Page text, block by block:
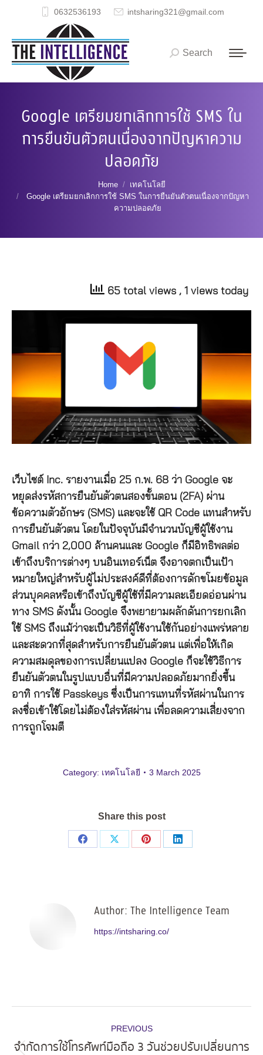
0632536193 intsharing321@gmail.com
Search:
Search
Google เตรียมยกเลิกการใช้ SMS ใน
การยืนยันตัวตนเนื่องจากปัญหาความ
ปลอดภัย
Home
เทคโนโลยี
Google เตรียมยกเลิกการใช้ SMS ในการยืนยันตัวตนเนื่องจากปัญหา
ความปลอดภัย
65 total views , 1 views today
เว็บไซต์ Inc. รายงานเมื่อ 25 ก.พ. 68 ว่า Google จะ
หยุดส่งรหัสการยืนยันตัวตนสองขั้นตอน (2FA) ผ่าน
ข้อความตัวอักษร (SMS) และจะใช้ QR Code แทนสำหรับ
การยืนยันตัวตน โดยในปัจจุบันมีจำนวนบัญชีผู้ใช้งาน
Gmail กว่า 2,000 ล้านคนและ Google ก็มีอิทธิพลต่อ
เข้าถึงบริการต่างๆ บนอินเทอร์เน็ต จึงอาจตกเป็นเป้า
หมายใหญ่สำหรับผู้ไม่ประสงค์ดีที่ต้องการดักขโมยข้อมูล
ส่วนบุคคลหรือเข้าถึงบัญชีผู้ใช้ที่มีความละเอียดอ่อนผ่าน
ทาง SMS ดังนั้น Google จึงพยายามผลักดันการยกเลิก
ใช้ SMS ถึงแม้ว่าจะเป็นวิธีที่ผู้ใช้งานใช้กันอย่างแพร่หลาย
และสะดวกที่สุดสำหรับการยืนยันตัวตน แต่เพื่อให้เกิด
ความสมดุลของการเปลี่ยนแปลง Google ก็จะใช้วิธีการ
ยืนยันตัวตนในรูปแบบอื่นที่มีความปลอดภัยมากยิ่งขึ้น
อาทิ การใช้ Passkeys ซึ่งเป็นการแทนที่รหัสผ่านในการ
ลงชื่อเข้าใช้โดยไม่ต้องใส่รหัสผ่าน เพื่อลดความเสี่ยงจาก
การถูกโจมตี
Category: เทคโนโลยี 3 March 2025
Share this post
Share
Share
Share
Share
Author: The Intelligence Team
https://intsharing.co/
navigation
PREVIOUS
จำกัดการใช้โทรศัพท์มือถือ 3 วันช่วยปรับเปลี่ยนการ